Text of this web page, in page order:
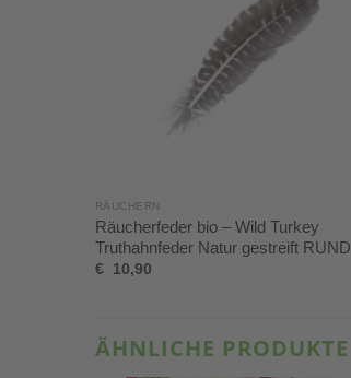
RÄUCHERN
Räucherfeder bio – Wild Turkey
Truthahnfeder Natur gestreift RUND
€ 10,90
ÄHNLICHE PRODUKTE